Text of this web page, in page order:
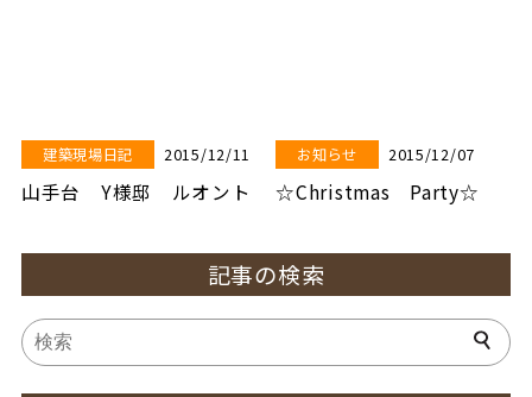
建築現場日記 2015/12/11
山手台 Y様邸 ルオント
お知らせ 2015/12/07
☆Christmas Party☆
記事の検索